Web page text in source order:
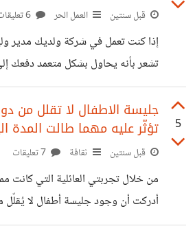
إعادة تقييم خططي وتطويرها.
تعديل قد يمنعني من التكيف مع
الظروف المحيطة. ما رأيكم بهذا
قبل سنتين العمل الحر
إذا كنت تعمل في شركة ولديك مدير
تشعر بأنه يحاول بشكل متعمد دفعك
تصرفاته أو قراراته، كيف تتعامل مع
5
جليسة الاطفال لا تقلل من
تؤثّر عليه مهما طالت المدة
قبل سنتين ثقافة
من خلال تجربتي العائلية التي كانت
أدركت أن وجود جليسة أطفال لا يُقلّل
مهما طالت مدة رعايتها اليومية لإن